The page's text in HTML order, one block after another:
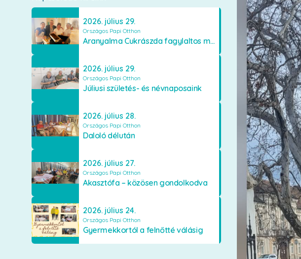
2026. július 29.
Országos Papi Otthon
Aranyalma Cukrászda fagylaltos meglepetés
2026. július 29.
Országos Papi Otthon
Júliusi születés- és névnaposaink
2026. július 28.
Országos Papi Otthon
Daloló délután
2026. július 27.
Országos Papi Otthon
Akasztófa – közösen gondolkodva
2026. július 24.
Országos Papi Otthon
Gyermekkortól a felnőtté válásig